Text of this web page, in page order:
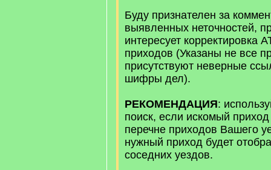
Буду признателен за
выявленных неточностей,
интересует корректировка
приходов (Указаны не все
присутствуют неверные
шифры дел).
РЕКОМЕНДАЦИЯ:
поиск, если искомый
перечне приходов Вашего
нужный приход будет
соседних уездов.